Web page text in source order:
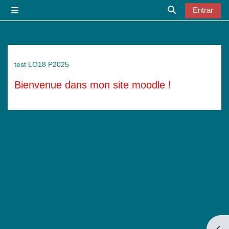
Selector de
Entrar
test LO18 P2025
Bienvenue dans mon site moodle !